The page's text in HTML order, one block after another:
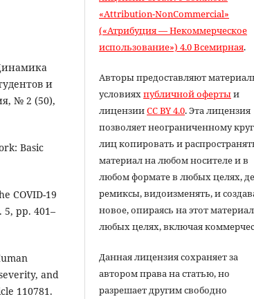
и
№ 2 (50),
Basic
COVID-19
5, pp. 401–
and
110781.
«Attribution-NonCommercial»
(«Атрибуция — Некоммерческое
использование») 4.0 Всемирная.
Авторы предоставляют
условияхпубличной офертыи
лицензииCC BY 4.0. Эта лицензия
позволяет неограниченному
лиц копировать и
материал на любом носителе и в
любом формате в любых целях,
ремиксы, видоизменять, и
новое, опираясь на этот
любых целях, включая
Данная лицензия сохраняет за
автором права на статью, но
разрешает другим свободно